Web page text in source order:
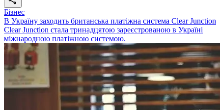
Бізнес
В Україну заходить британська платіжна система Clear Junction
Clear Junction стала тринадцятою зареєстрованою в Україні
міжнародною платіжною системою.